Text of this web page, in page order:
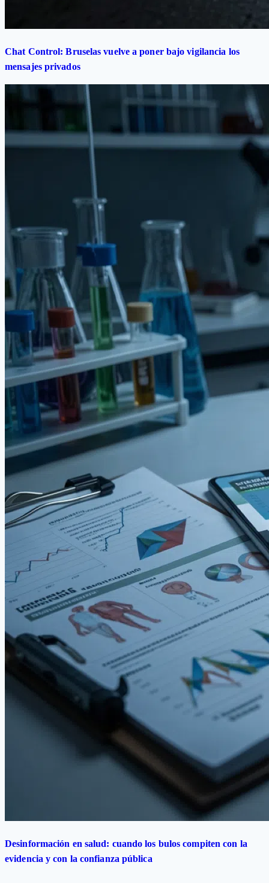
Chat Control: Bruselas vuelve a poner bajo vigilancia los
mensajes privados
Desinformación en salud: cuando los bulos compiten con la
evidencia y con la confianza pública